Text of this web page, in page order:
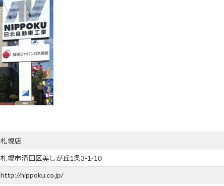
札幌店
札幌市清田区美しが丘1条3-1-10
http://nippoku.co.jp/